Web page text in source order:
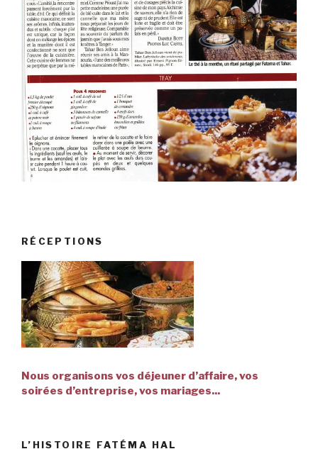
RÉCEPTIONS
Nous organisons vos déjeuner d’affaire, vos
soirées d’entreprise, vos mariages...
L’HISTOIRE FATÉMA HAL